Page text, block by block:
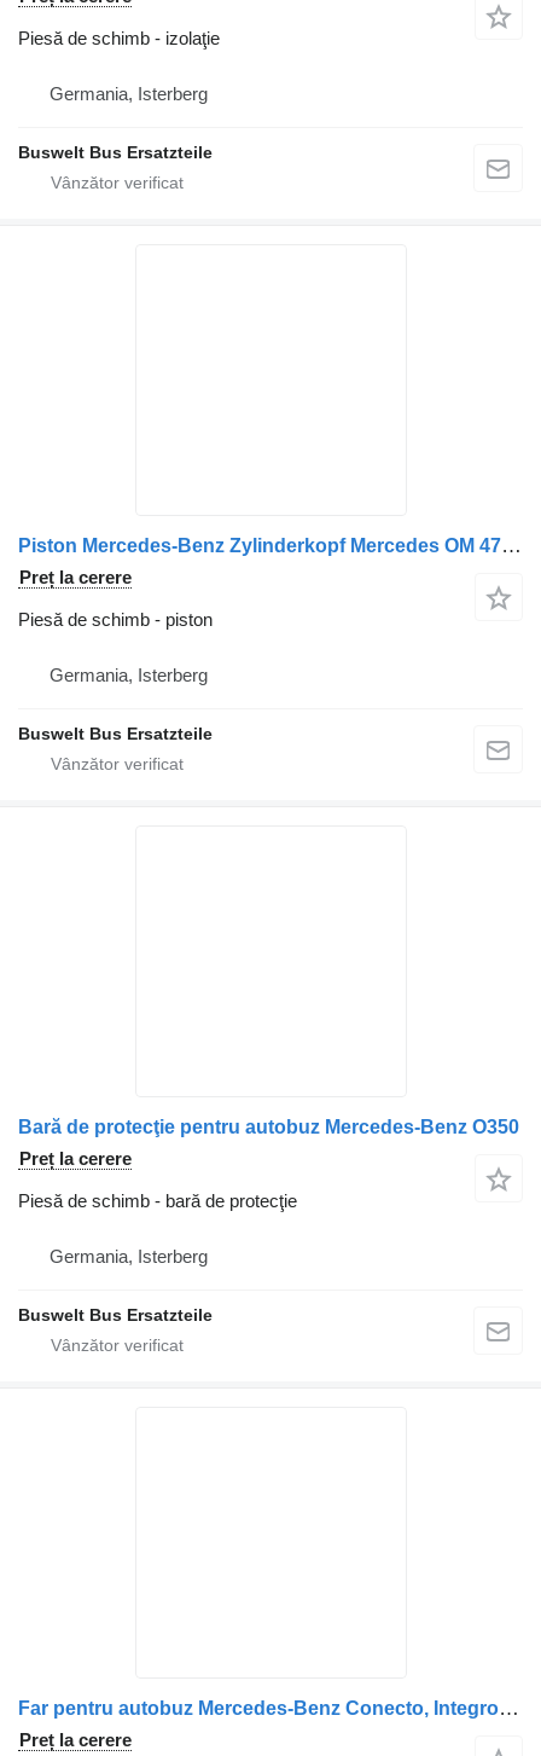
Piesă de schimb - izolaţie
Germania, Isterberg
Buswelt Bus Ersatzteile
Piston Mercedes-Benz Zylinderkopf Mercedes OM 471 – 470 pentru autobuz Mercedes-Benz Citaro 1, Citaro 2, Conecto, Integro, Intouro, O350, Tourismo, Travego
Preț la cerere
Piesă de schimb - piston
Germania, Isterberg
Buswelt Bus Ersatzteile
Bară de protecţie pentru autobuz Mercedes-Benz O350
Preț la cerere
Piesă de schimb - bară de protecţie
Germania, Isterberg
Buswelt Bus Ersatzteile
Far pentru autobuz Mercedes-Benz Conecto, Integro, Intouro, O350, Tourismo, Travego
Preț la cerere